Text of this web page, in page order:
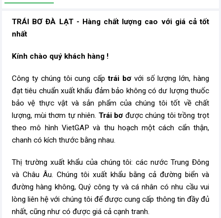
TRÁI BƠ ĐÀ LẠT - Hàng chất lượng cao với giá cả tốt
nhất
Kính chào quý khách hàng !
Công ty chúng tôi cung cấptrái bơvới số lượng lớn, hàng
đạt tiêu chuẩn xuất khẩu đảm bảo không có dư lượng thuốc
bảo vệ thực vật và sản phẩm của chúng tôi tốt về chất
lượng, mùi thơm tự nhiên. Trái bơ được chúng tôi trồng trọt
theo mô hình VietGAP và thu hoạch một cách cẩn thận,
chanh có kích thước bằng nhau.
Thị trường xuất khẩu của chúng tôi: các nước Trung Đông
và Châu Âu. Chúng tôi xuất khẩu bằng cả đường biển và
đường hàng không, Quý công ty và cá nhân có nhu cầu vui
lòng liên hệ với chúng tôi để được cung cấp thông tin đầy đủ
nhất, cũng như có được giá cả cạnh tranh.